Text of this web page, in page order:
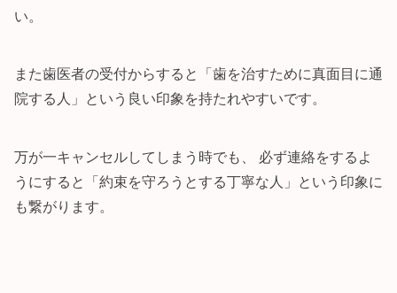
い。
また歯医者の受付からすると「歯を治すために真面目に通
院する人」という良い印象を持たれやすいです。
万が一キャンセルしてしまう時でも、 必ず連絡をするよ
うにすると「約束を守ろうとする丁寧な人」という印象に
も繋がります。